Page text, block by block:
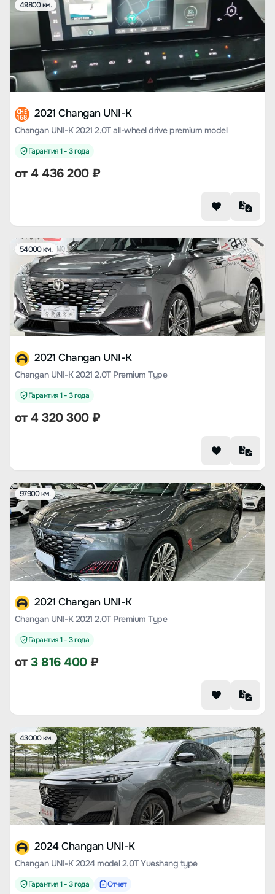
49800 км.
CHE
168 2021 Changan UNI-K
Changan UNI-K 2021 2.0T all-wheel drive premium model
Гарантия 1 - 3 года
от4 436 200₽
54000 км.
2021 Changan UNI-K
Changan UNI-K 2021 2.0T Premium Type
Гарантия 1 - 3 года
от4 320 300₽
97900 км.
2021 Changan UNI-K
Changan UNI-K 2021 2.0T Premium Type
Гарантия 1 - 3 года
от3 816 400₽
43000 км.
2024 Changan UNI-K
Changan UNI-K 2024 model 2.0T Yueshang type
Гарантия 1 - 3 года Отчет